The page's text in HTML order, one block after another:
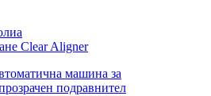
Clear Aligner